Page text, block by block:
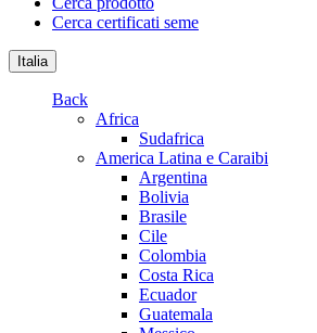
Cerca certificati seme
Italia
Back
Africa
Sudafrica
America Latina e Caraibi
Argentina
Bolivia
Brasile
Cile
Colombia
Costa Rica
Ecuador
Guatemala